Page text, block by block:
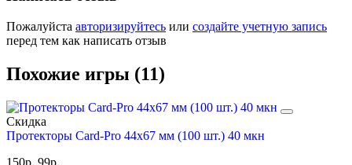
Пожалуйста авторизируйтесь или создайте учетную запись
перед тем как написать отзыв
Похожие игры (11)
Скидка
Протекторы Card-Pro 44x67 мм (100 шт.) 40 мкн
150р. 99р.